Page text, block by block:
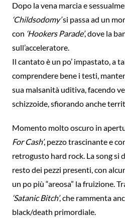
Dopo la vena marcia e
‘Childsodomy’si passa ad un
con ‘Hookers Parade’, dove la
sull’acceleratore.
Il cantato è un po’ impastato, a
comprendere bene i testi,
sua malsanità uditiva, facendo
schizzoide, sfiorando anche
Momento molto oscuro in
For Cash’, pezzo trascinante e
retrogusto hard rock. La song si
resto dei pezzi presenti, con
un po più “areosa” la fruizione.
‘Satanic Bitch’, che rammenta
black/death primordiale.